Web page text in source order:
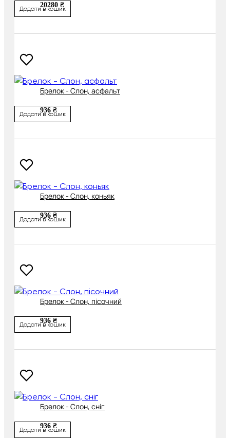
20280 ₴
Додати в кошик
Брелок - Слон, асфальт
936 ₴
Додати в кошик
Брелок - Слон, коньяк
936 ₴
Додати в кошик
Брелок - Слон, пісочний
936 ₴
Додати в кошик
Брелок - Слон, сніг
936 ₴
Додати в кошик